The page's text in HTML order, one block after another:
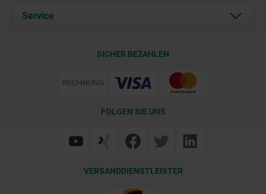
Karriere
Dokumente
Service
Web Support
SICHER BEZAHLEN
FOLGEN SIE UNS
VERSANDDIENSTLEISTER